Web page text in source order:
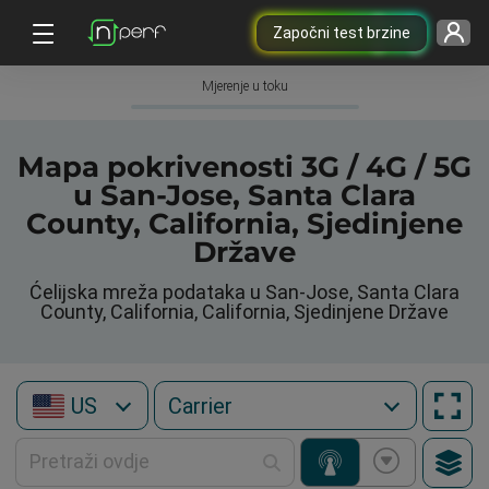
Započni test brzine
Mjerenje u toku
Mapa pokrivenosti 3G / 4G / 5G
u San-Jose, Santa Clara
County, California, Sjedinjene
Države
Ćelijska mreža podataka u San-Jose, Santa Clara
County, California, California, Sjedinjene Države
US